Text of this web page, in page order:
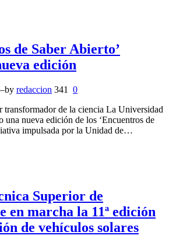
de Saber Abierto’
edición
redaccion 341
0
transformador de la ciencia La Universidad
una nueva edición de los ‘Encuentros de
impulsada por la Unidad de…
Superior de
en marcha la 11ª edición
de vehículos solares